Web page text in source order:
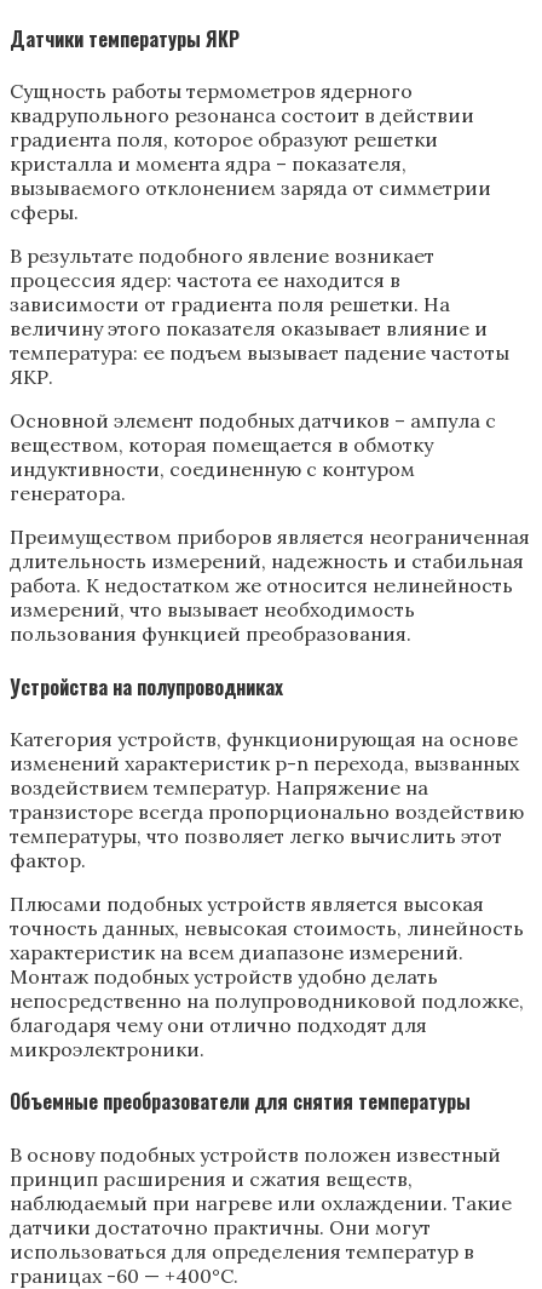
Датчики температуры ЯКР
Сущность работы термометров ядерного
квадрупольного резонанса состоит в действии
градиента поля, которое образуют решетки
кристалла и момента ядра – показателя,
вызываемого отклонением заряда от симметрии
сферы.
В результате подобного явление возникает
процессия ядер: частота ее находится в
зависимости от градиента поля решетки. На
величину этого показателя оказывает влияние и
температура: ее подъем вызывает падение частоты
ЯКР.
Основной элемент подобных датчиков – ампула с
веществом, которая помещается в обмотку
индуктивности, соединенную с контуром
генератора.
Преимуществом приборов является неограниченная
длительность измерений, надежность и стабильная
работа. К недостатком же относится нелинейность
измерений, что вызывает необходимость
пользования функцией преобразования.
Устройства на полупроводниках
Категория устройств, функционирующая на основе
изменений характеристик p-n перехода, вызванных
воздействием температур. Напряжение на
транзисторе всегда пропорционально воздействию
температуры, что позволяет легко вычислить этот
фактор.
Плюсами подобных устройств является высокая
точность данных, невысокая стоимость, линейность
характеристик на всем диапазоне измерений.
Монтаж подобных устройств удобно делать
непосредственно на полупроводниковой подложке,
благодаря чему они отлично подходят для
микроэлектроники.
Объемные преобразователи для снятия температуры
В основу подобных устройств положен известный
принцип расширения и сжатия веществ,
наблюдаемый при нагреве или охлаждении. Такие
датчики достаточно практичны. Они могут
использоваться для определения температур в
границах -60 — +400°С.